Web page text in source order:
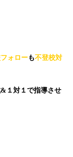
ォローも不登校対
１対１で指導させ